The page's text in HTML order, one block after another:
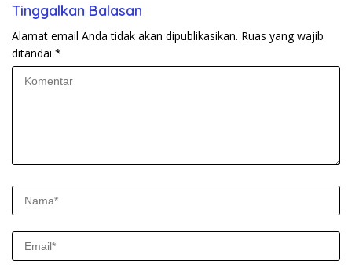
Tinggalkan Balasan
Alamat email Anda tidak akan dipublikasikan. Ruas yang wajib
ditandai *